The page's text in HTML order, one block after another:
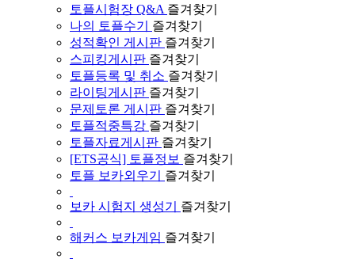
토플시험장 Q&A 즐겨찾기
나의 토플수기
즐겨찾기
성적확인 게시판 즐겨찾기
스피킹게시판 즐겨찾기
토플등록 및 취소 즐겨찾기
라이팅게시판 즐겨찾기
문제토론 게시판 즐겨찾기
토플적중특강 즐겨찾기
토플자료게시판 즐겨찾기
[ETS공식] 토플정보 즐겨찾기
토플 보카외우기
즐겨찾기
보카 시험지 생성기 즐겨찾기
해커스 보카게임 즐겨찾기